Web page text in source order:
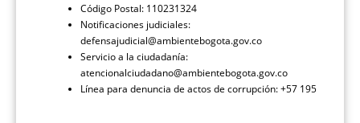
Código Postal: 110231324
Notificaciones judiciales:
defensajudicial@ambientebogota.gov.co
Servicio a la ciudadanía:
atencionalciudadano@ambientebogota.gov.co
Línea para denuncia de actos de corrupción: +57 195